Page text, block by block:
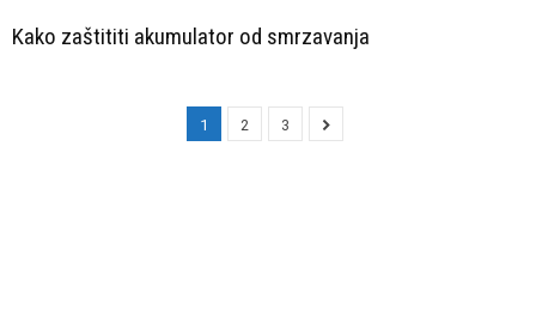
Kako zaštititi akumulator od smrzavanja
1 2 3